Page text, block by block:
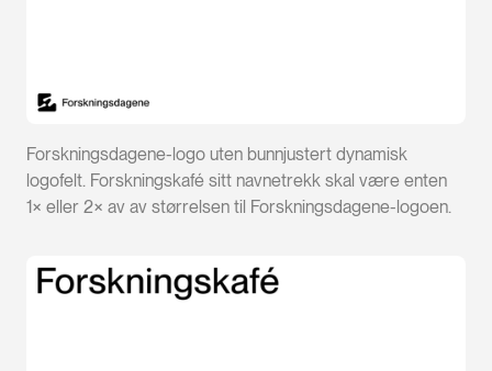
Forskningsdagene-logo uten bunnjustert dynamisk
logofelt. Forskningskafé sitt navnetrekk skal være enten
1× eller 2× av av størrelsen til Forskningsdagene-logoen.